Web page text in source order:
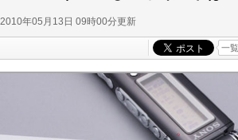
2010年05月13日 09時00分更新
一覧